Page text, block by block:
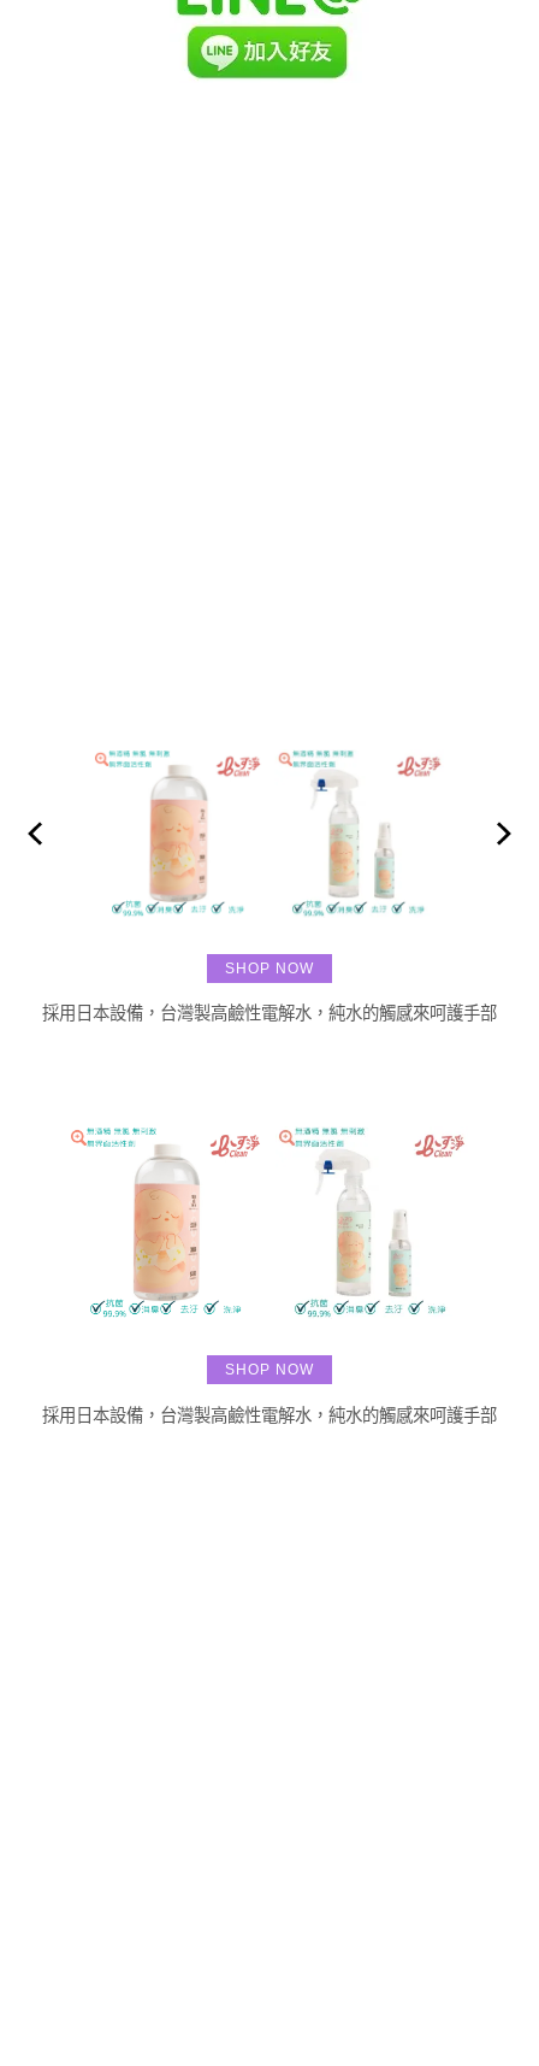
SHOP NOW
採用日本設備，台灣製高鹼性電解水，純水的觸感來呵護手部
SHOP NOW
採用日本設備，台灣製高鹼性電解水，純水的觸感來呵護手部